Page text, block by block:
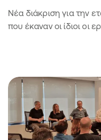
Νέα διάκριση για την
που έκαναν οι ίδιοι οι